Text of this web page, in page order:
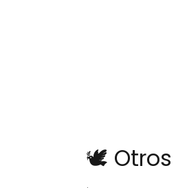
🕊️ Otros